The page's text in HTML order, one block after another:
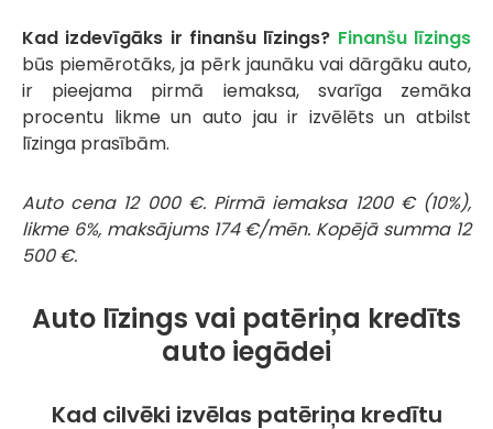
Kad izdevīgāks ir finanšu līzings? Finanšu līzings
būs piemērotāks, ja pērk jaunāku vai dārgāku auto,
ir pieejama pirmā iemaksa, svarīga zemāka
procentu likme un auto jau ir izvēlēts un atbilst
līzinga prasībām.
Auto cena 12 000 €. Pirmā iemaksa 1200 € (10%),
likme 6%, maksājums 174 €/mēn. Kopējā summa 12
500 €.
Auto līzings vai patēriņa kredīts
auto iegādei
Kad cilvēki izvēlas patēriņa kredītu